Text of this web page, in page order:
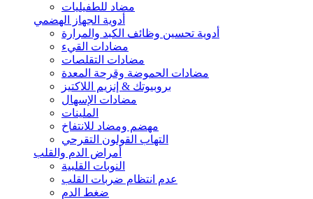
مضاد للطفيليات
أدوية الجهاز الهضمي
أدوية تحسين وظائف الكبد والمرارة
مضادات القيء
مضادات التقلصات
مضادات الحموضة وقرحة المعدة
بروبيوتك & إنزيم اللاكتيز
مضادات الإسهال
الملينات
مهضم ومضاد للانتفاخ
التهاب القولون التقرحي
أمراض الدم والقلب
النوبات القلبية
عدم انتظام ضربات القلب
ضغط الدم